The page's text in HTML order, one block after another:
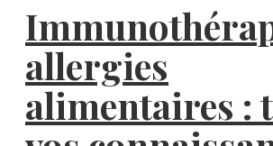
allergies
alimentaires :